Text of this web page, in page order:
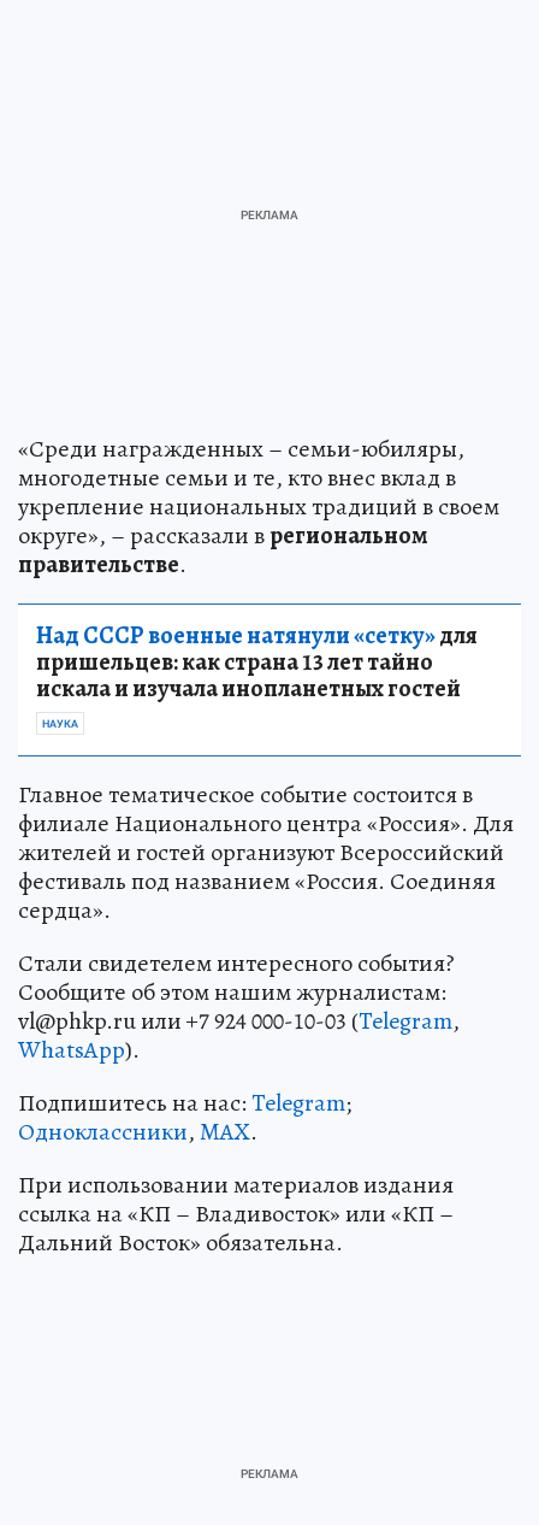
«Среди награжденных – семьи-юбиляры,
многодетные семьи и те, кто внес вклад в
укрепление национальных традиций в своем
округе», – рассказали врегиональном
правительстве.
Над СССР военные натянули «сетку»для
пришельцев: как страна 13 лет тайно
искала и изучала инопланетных гостей
НАУКА
Главное тематическое событие состоится в
филиале Национального центра «Россия». Для
жителей и гостей организуют Всероссийский
фестиваль под названием «Россия. Соединяя
сердца».
Стали свидетелем интересного события?
Сообщите об этом нашим журналистам:
vl@phkp.ru или +7 924 000-10-03 (Telegram,
WhatsApp).
Подпишитесь на нас:Telegram;
Одноклассники,MAX.
При использовании материалов издания
ссылка на «КП – Владивосток» или «КП –
Дальний Восток» обязательна.